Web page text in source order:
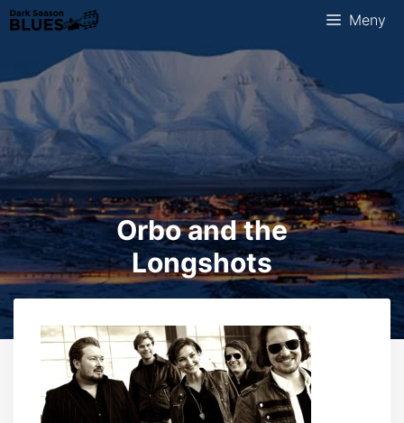
Hopp
til
innhold
Meny
Orbo and the
Longshots